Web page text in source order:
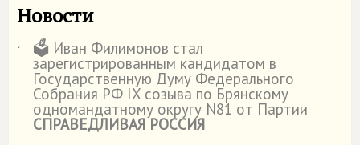
Новости
˙ 🗳️ Иван Филимонов стал
зарегистрированным кандидатом в
Государственную Думу Федерального
Собрания РФ IX созыва по Брянскому
одномандатному округу N81 от Партии
СПРАВЕДЛИВАЯ РОССИЯ